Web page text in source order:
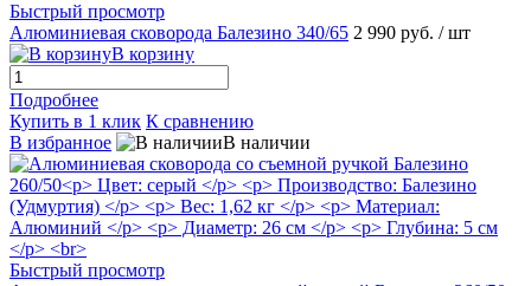
Быстрый просмотр
Алюминиевая сковорода Балезино 340/65 2 990 руб. / шт
В корзину
Подробнее
Купить в 1 клик К сравнению
В избранное
В наличии
Быстрый просмотр